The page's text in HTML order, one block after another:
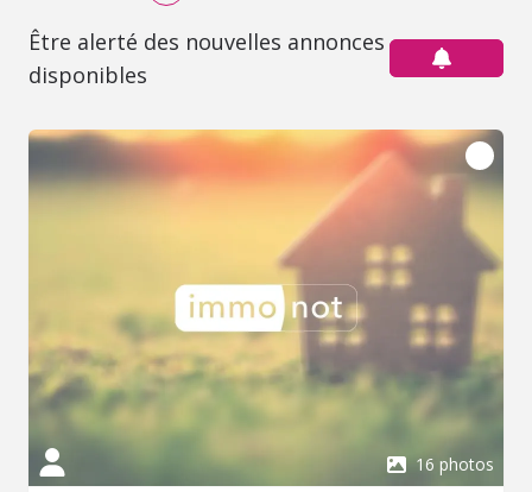
Être alerté des nouvelles annonces
disponibles
16 photos